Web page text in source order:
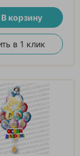
В корзину
в 1 клик